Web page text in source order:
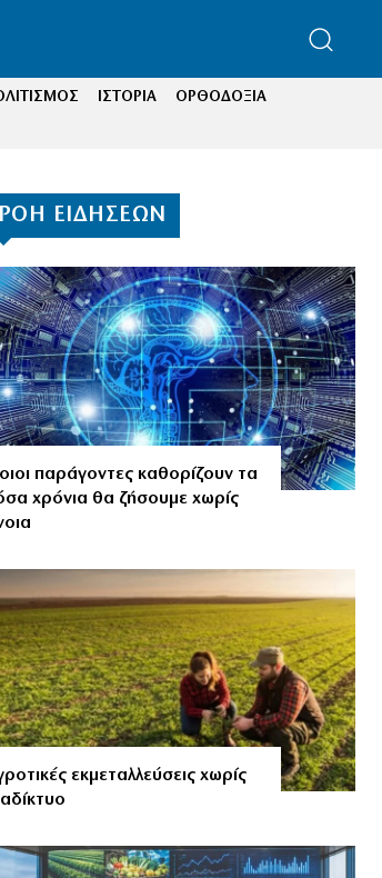
ΙΣΤΟΡΙΑ
ΟΡΘΟΔΟΞΙΑ
ΡΟΗ ΕΙΔΗΣΕΩΝ
παράγοντες καθορίζουν τα
χρόνια θα ζήσουμε χωρίς
εκμεταλλεύσεις χωρίς